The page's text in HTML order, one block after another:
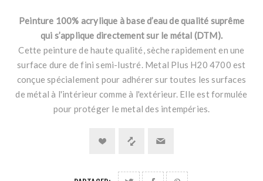
Peinture 100% acrylique à base d’eau de qualité suprême
qui s’applique directement sur le métal (DTM).
Cette peinture de haute qualité, sèche rapidement en une
surface dure de fini semi-lustré. Metal Plus H20 4700 est
conçue spécialement pour adhérer sur toutes les surfaces
de métal à l'intérieur comme à l'extérieur. Elle est formulée
pour protéger le metal des intempéries.